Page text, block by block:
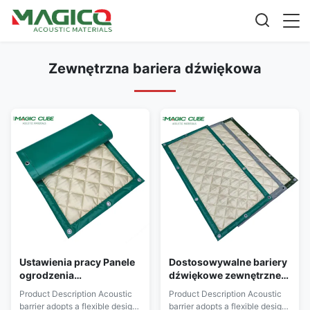
Zewnętrzna bariera dźwiękowa
Ustawienia pracy Panele
ogrodzenia
akustycznego
zewnętrznego do
Product Description Acoustic
barrier adopts a flexible design
Dostosowywalne bariery
dźwiękowe zewnętrzne
mieszkalne 2400 mm dla
optymalnej redukcji
Product Description Acoustic
barrier adopts a flexible design